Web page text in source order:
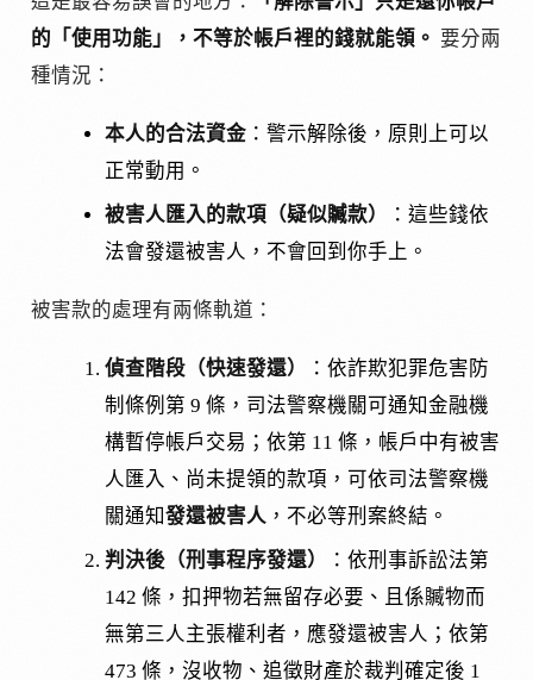
的「使用功能」，不等於帳戶裡的錢就能領。 要分兩
種情況：
本人的合法資金 ：警示解除後，原則上可以
正常動用。
被害人匯入的款項（疑似贓款）
：這些錢依
法會發還被害人，不會回到你手上。
被害款的處理有兩條軌道：
偵查階段（快速發還）
：依詐欺犯罪危害防
制條例第 9 條，司法警察機關可通知金融機
構暫停帳戶交易；依第 11 條，帳戶中有被害
人匯入、尚未提領的款項，可依司法警察機
關通知發還被害人 ，不必等刑案終結。
判決後（刑事程序發還）
：依刑事訴訟法第
142 條，扣押物若無留存必要、且係贓物而
無第三人主張權利者，應發還被害人；依第
473 條，沒收物、追徵財產於裁判確定後 1